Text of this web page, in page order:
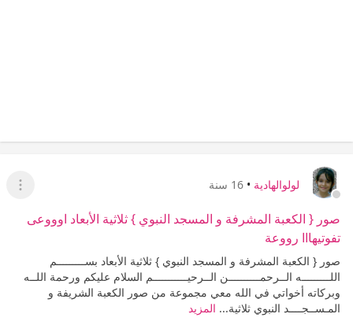
لولوالهادية • 16 سنة
عرض
صور { الكعبة المشرفة و المسجد النبوي } ثلاثية الأبعاد اوووعى
تفوتيهااا رووعة
صور { الكعبة المشرفة و المسجد النبوي } ثلاثية الأبعاد بســـــــــم
اللـــــــــه الــرحمــــــــــن الــرحيـــــــــــم السلام عليكم ورحمة اللــه
وبركاته أخواتي في الله معي مجموعة من صور الكعبة الشريفة و
المـســجــــد النبوي ثلاثية... المزيد